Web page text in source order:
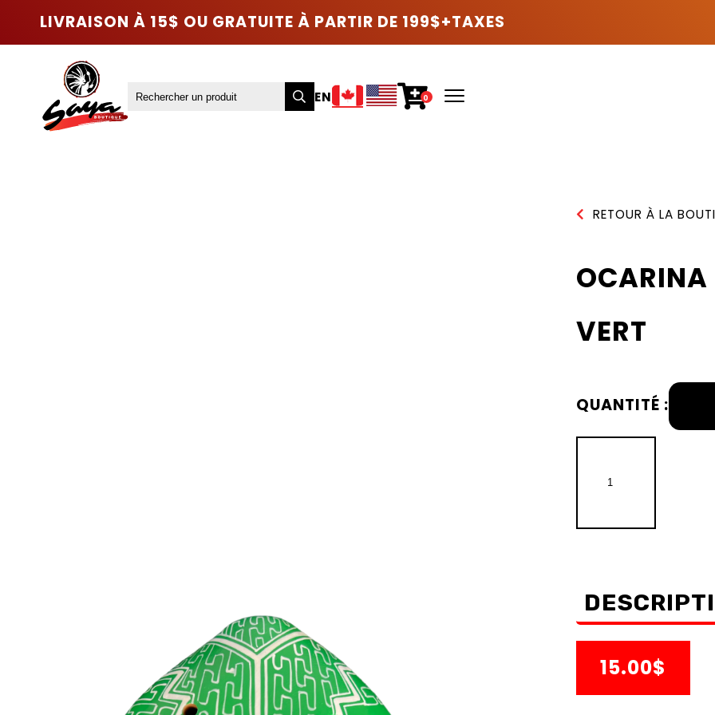
LIVRAISON À 15$ OU GRATUITE À PARTIR DE 199$+TAXES
EN 0
RETOUR À LA
OCARINA
VERT
QUANTITÉ :
15.00$